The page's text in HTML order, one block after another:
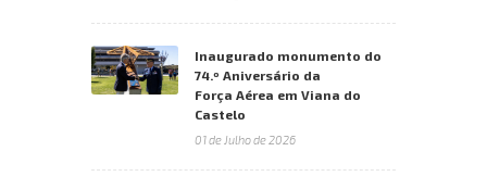
Inaugurado monumento do
74.º Aniversário da
Força Aérea em Viana do
Castelo
01 de Julho de 2026